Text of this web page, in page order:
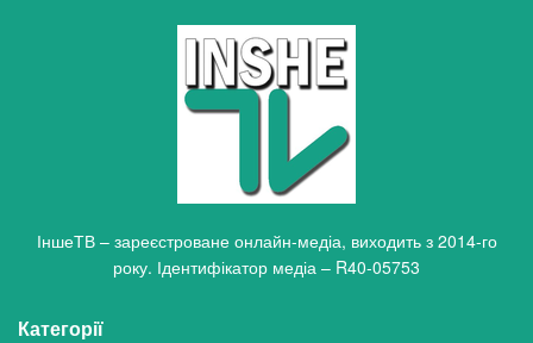
ІншеТВ – зареєстроване онлайн-медіа, виходить з 2014-го
року. Ідентифікатор медіа – R40-05753
Категорії